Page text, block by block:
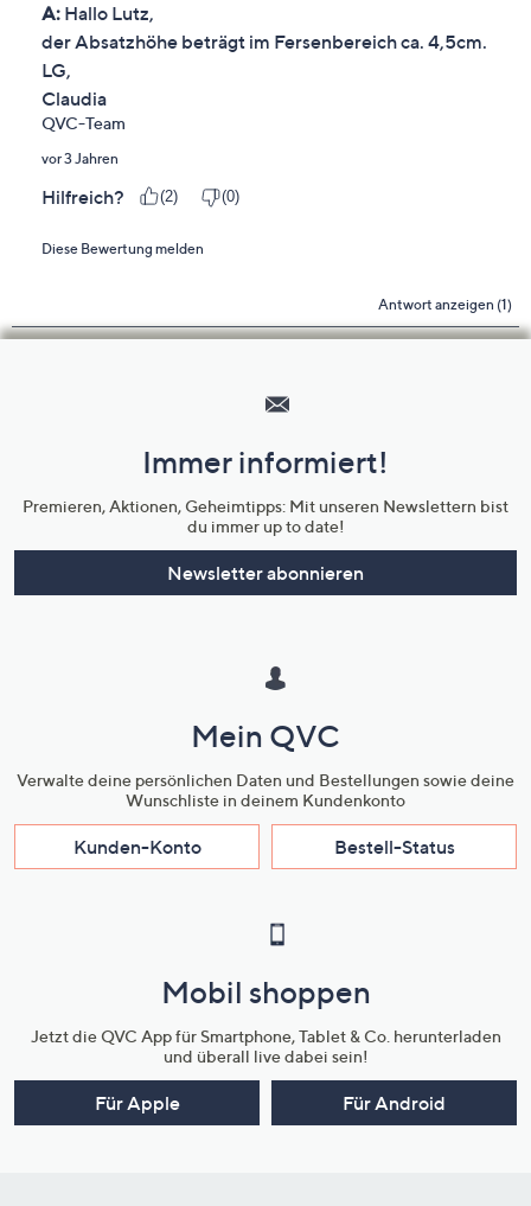
Unternehmensinformationen
Immer informiert!
Premieren, Aktionen, Geheimtipps: Mit unseren Newslettern bist
du immer up to date!
Newsletter abonnieren
Mein QVC
Verwalte deine persönlichen Daten und Bestellungen sowie deine
Wunschliste in deinem Kundenkonto
Kunden-Konto Bestell-Status
Mobil shoppen
Jetzt die QVC App für Smartphone, Tablet & Co. herunterladen
und überall live dabei sein!
Für Apple Für Android